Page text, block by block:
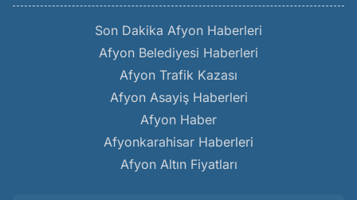
Son Dakika Afyon Haberleri
Afyon Belediyesi Haberleri
Afyon Trafik Kazası
Afyon Asayiş Haberleri
Afyon Haber
Afyonkarahisar Haberleri
Afyon Altın Fiyatları